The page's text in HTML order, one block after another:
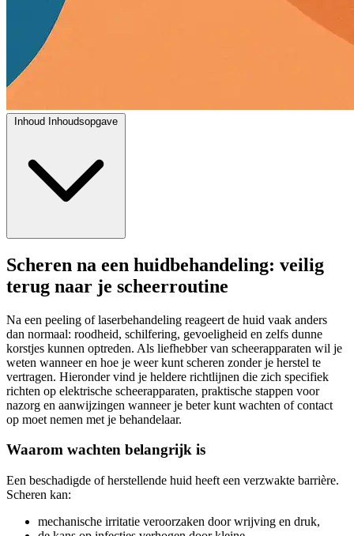
Inhoud Inhoudsopgave
Scheren na een huidbehandeling: veilig
terug naar je scheerroutine
Na een peeling of laserbehandeling reageert de huid vaak anders
dan normaal: roodheid, schilfering, gevoeligheid en zelfs dunne
korstjes kunnen optreden. Als liefhebber van scheerapparaten wil je
weten wanneer en hoe je weer kunt scheren zonder je herstel te
vertragen. Hieronder vind je heldere richtlijnen die zich specifiek
richten op elektrische scheerapparaten, praktische stappen voor
nazorg en aanwijzingen wanneer je beter kunt wachten of contact
op moet nemen met je behandelaar.
Waarom wachten belangrijk is
Een beschadigde of herstellende huid heeft een verzwakte barrière.
Scheren kan:
mechanische irritatie veroorzaken door wrijving en druk,